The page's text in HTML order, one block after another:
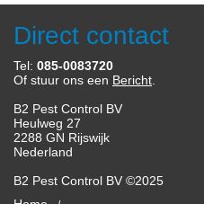
Direct contact
Tel: 085-0083720
Of stuur ons een Bericht
B2 Pest Control BV
Heulweg 27
2288 GN Rijswijk
Nederland
B2 Pest Control BV ©2025